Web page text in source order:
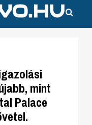
mint
Palace